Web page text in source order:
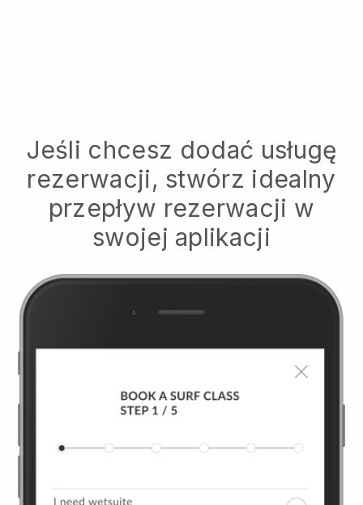
Jeśli chcesz dodać usługę
rezerwacji, stwórz idealny
przepływ rezerwacji w
swojej aplikacji